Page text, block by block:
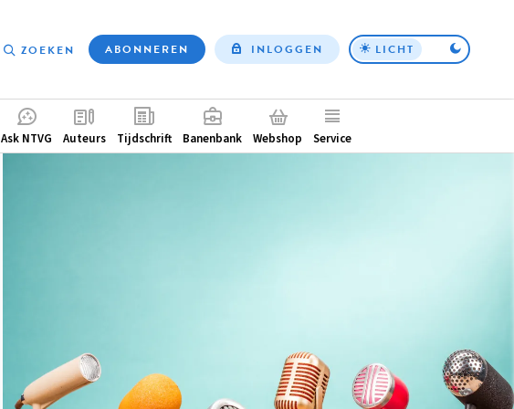
Top
ZOEKEN ABONNEREN INLOGGEN LICHT
Complementair
Ask NTVG Auteurs Tijdschrift Banenbank Webshop Service